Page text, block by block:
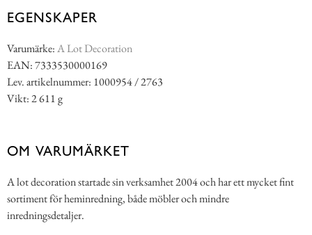
EGENSKAPER
Varumärke:A Lot Decoration
EAN: 7333530000169
Lev. artikelnummer: 1000954 / 2763
Vikt: 2 611 g
OM VARUMÄRKET
A lot decoration startade sin verksamhet 2004 och har ett mycket fint
sortiment för heminredning, både möbler och mindre
inredningsdetaljer.